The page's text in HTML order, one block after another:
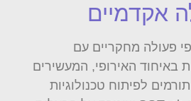
אקדמיים
פעולה מחקריים עם
באיחוד האירופי, המעשירים
לפיתוח טכנולוגיות